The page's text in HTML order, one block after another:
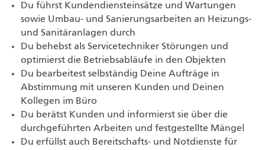
Du führst Kundendiensteinsätze und Wartungen
sowie Umbau- und Sanierungsarbeiten an Heizungs-
und Sanitäranlagen durch
Du behebst als Servicetechniker Störungen und
optimierst die Betriebsabläufe in den Objekten
Du bearbeitest selbständig Deine Aufträge in
Abstimmung mit unseren Kunden und Deinen
Kollegen im Büro
Du berätst Kunden und informierst sie über die
durchgeführten Arbeiten und festgestellte Mängel
Du erfüllst auch Bereitschafts- und Notdienste für